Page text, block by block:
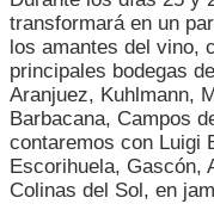
transformará en un
los amantes del vino,
principales bodegas
Aranjuez, Kuhlmann,
Barbacana, Campos
contaremos con Luigi
Escorihuela, Gascón,
Colinas del Sol, en